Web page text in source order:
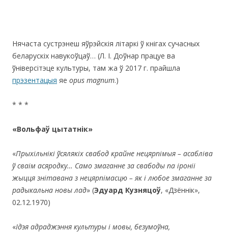
Нячаста сустрэнеш яўрэйскія літаркі ў кнігах сучасных
беларускіх навукоўцаў… (Л. І. Доўнар працуе ва
ўніверсітэце культуры, там жа ў 2017 г. прайшла
прэзентацыя яе opus magnum.)
* * *
«Вольфаў цытатнік»
«Прыхільнікі ўсялякіх свабод крайне нецярпімыя – асабліва
ў сваім асяродку… Само змаганне за свабоды па іроніі
жыцця знітавана з нецярпімасцю – як і любое змаганне за
радыкальна новы лад» (Эдуард Кузняцоў, «Дзённік»,
02.12.1970)
«Ідэя адраджэння культуры і мовы, безумоўна,